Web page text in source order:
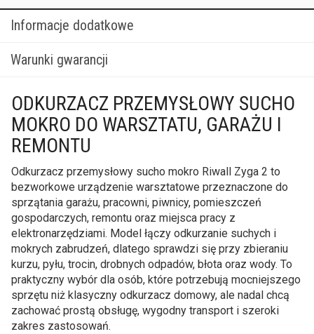
Informacje dodatkowe
Warunki gwarancji
ODKURZACZ PRZEMYSŁOWY SUCHO
MOKRO DO WARSZTATU, GARAŻU I
REMONTU
Odkurzacz przemysłowy sucho mokro Riwall Zyga 2 to
bezworkowe urządzenie warsztatowe przeznaczone do
sprzątania garażu, pracowni, piwnicy, pomieszczeń
gospodarczych, remontu oraz miejsca pracy z
elektronarzędziami. Model łączy odkurzanie suchych i
mokrych zabrudzeń, dlatego sprawdzi się przy zbieraniu
kurzu, pyłu, trocin, drobnych odpadów, błota oraz wody. To
praktyczny wybór dla osób, które potrzebują mocniejszego
sprzętu niż klasyczny odkurzacz domowy, ale nadal chcą
zachować prostą obsługę, wygodny transport i szeroki
zakres zastosowań.